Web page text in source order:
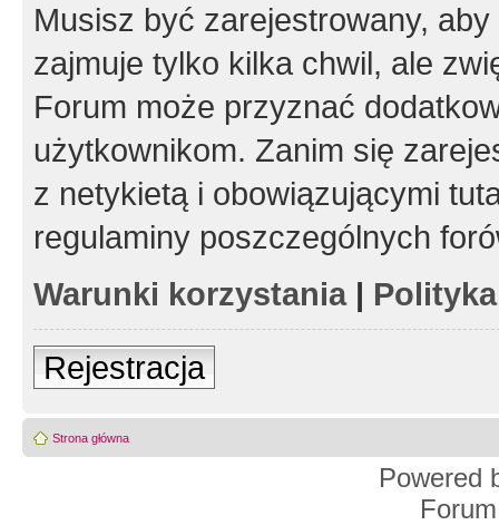
Musisz być zarejestrowany,
zajmuje tylko kilka chwil, ale
Forum może przyznać
użytkownikom. Zanim się
z netykietą i obowiązującymi
regulaminy poszczególnych
Warunki korzystania|
Rejestracja
Strona główna
Powered